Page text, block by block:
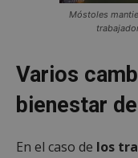
Móstoles
Varios
bienestar
En el caso de los